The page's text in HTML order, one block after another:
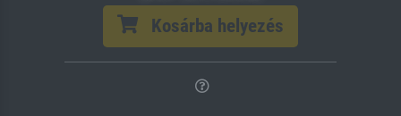
Kosárba helyezés